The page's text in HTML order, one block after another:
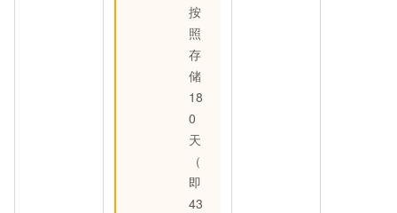
按
照
存
储
18
0
天
（
即
43